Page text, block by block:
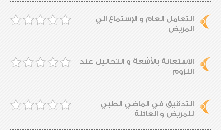
التعامل العام و الإستماع الي
المريض
الاستعانة بالأشعة و التحاليل عند
اللزوم
التدقيق في الماضي الطبي
للمريض و العائلة